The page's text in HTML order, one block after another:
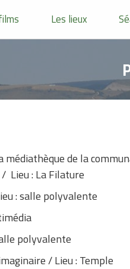
Les lieux
de la
Lieu : La Filature
: salle polyvalente
polyvalente
/ Lieu : Temple